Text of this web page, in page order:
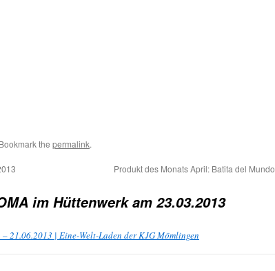
the permalink.
Produkt des Monats April: Batita del Mundo
im Hüttenwerk am 23.03.2013
21.06.2013 | Eine-Welt-Laden der KJG Mömlingen